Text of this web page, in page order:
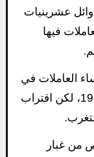
عشرينيات
فيها
العاملات في
هذه الصناعة بين عامي 1917 و1935، لكن اقتراب
من غبار